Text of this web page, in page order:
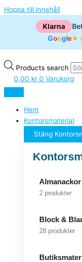
Hoppa till innehåll
Klarna
Google
Products search
0,00 kr 0 Varukorg
Hem
Kontorsmaterial
Stäng
Almanackor
2 produkter
Block &
28 produkter